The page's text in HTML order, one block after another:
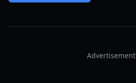
Advertisement